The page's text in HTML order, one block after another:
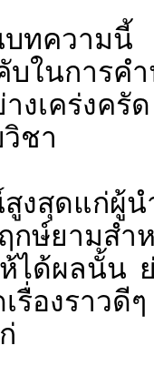
บทความ
คับในกา
งเคร่งครั
ชา
สูงสุดแก่
กษ์ยามส
ได้ผลนั้น
รื่องราว